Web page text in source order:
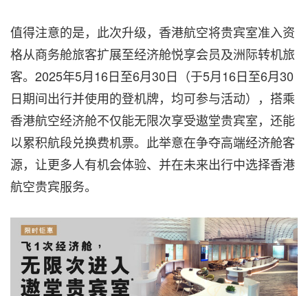
值得注意的是，此次升级，香港航空将贵宾室准入资
格从商务舱旅客扩展至经济舱悦享会员及洲际转机旅
客。2025年5月16日至6月30日（于5月16日至6月30
日期间出行并使用的登机牌，均可参与活动），搭乘
香港航空经济舱不仅能无限次享受遨堂贵宾室，还能
以累积航段兑换费机票。此举意在争夺高端经济舱客
源，让更多人有机会体验、并在未来出行中选择香港
航空贵宾服务。